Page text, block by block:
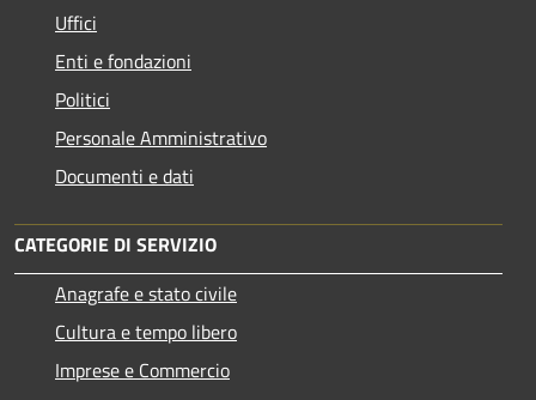
Uffici
Enti e fondazioni
Politici
Personale Amministrativo
Documenti e dati
CATEGORIE DI SERVIZIO
Anagrafe e stato civile
Cultura e tempo libero
Imprese e Commercio